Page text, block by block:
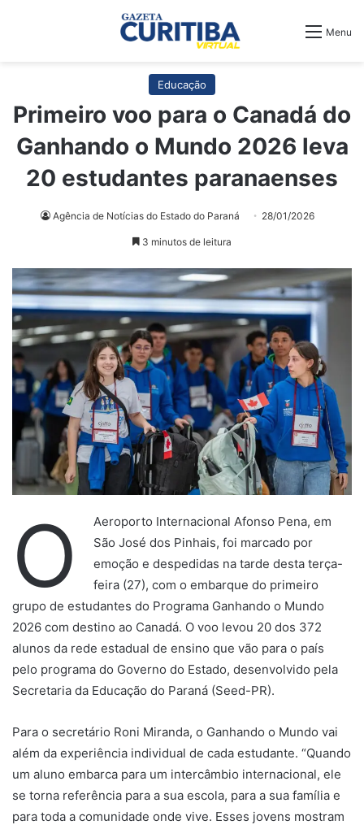
Menu
Educação
Primeiro voo para o Canadá do
Ganhando o Mundo 2026 leva
20 estudantes paranaenses
Agência de Notícias do Estado do Paraná 28/01/2026
3 minutos de leitura
O
Aeroporto Internacional Afonso Pena, em
São José dos Pinhais, foi marcado por
emoção e despedidas na tarde desta terça-
feira (27), com o embarque do primeiro
grupo de estudantes do Programa Ganhando o Mundo
2026 com destino ao Canadá. O voo levou 20 dos 372
alunos da rede estadual de ensino que vão para o país
pelo programa do Governo do Estado, desenvolvido pela
Secretaria da Educação do Paraná (Seed-PR).
Para o secretário Roni Miranda, o Ganhando o Mundo vai
além da experiência individual de cada estudante. “Quando
um aluno embarca para um intercâmbio internacional, ele
se torna referência para a sua escola, para a sua família e
para toda a comunidade onde vive. Esses jovens mostram